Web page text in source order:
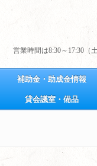
営業時間は8:30～17:30（
補助金・助成金情報
貸会議室・備品